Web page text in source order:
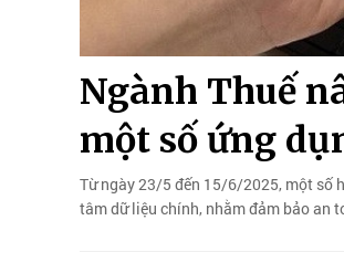
Ngành Thuế
một số ứng
Từ ngày 23/5 đến 15/6/2025, một số
tâm dữ liệu chính, nhằm đảm bảo an